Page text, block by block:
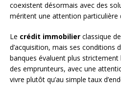
coexistent désormais avec des
méritent une attention particulière
Le crédit immobilier classique
d’acquisition, mais ses conditions
banques évaluent plus strictement
des emprunteurs, avec une
vivre plutôt qu’au simple taux